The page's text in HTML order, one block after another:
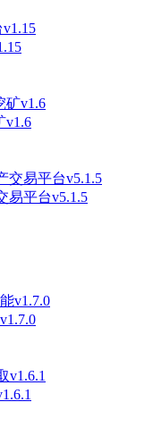
v1.6
易平台v5.1.5